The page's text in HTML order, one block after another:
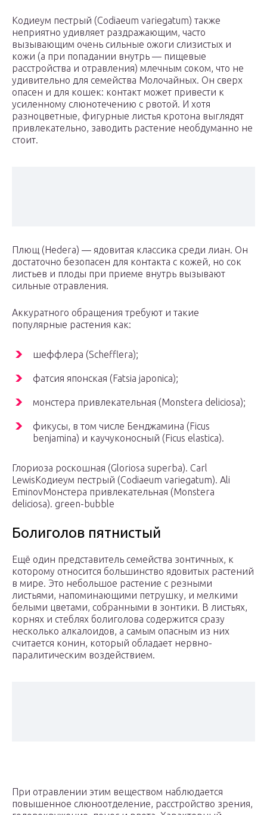
Кодиеум пестрый (Codiaeum variegatum) также
неприятно удивляет раздражающим, часто
вызывающим очень сильные ожоги слизистых и
кожи (а при попадании внутрь — пищевые
расстройства и отравления) млечным соком, что не
удивительно для семейства Молочайных. Он сверх
опасен и для кошек: контакт может привести к
усиленному слюнотечению с рвотой. И хотя
разноцветные, фигурные листья кротона выглядят
привлекательно, заводить растение необдуманно не
стоит.
Плющ (Hedera) — ядовитая классика среди лиан. Он
достаточно безопасен для контакта с кожей, но сок
листьев и плоды при приеме внутрь вызывают
сильные отравления.
Аккуратного обращения требуют и такие
популярные растения как:
шеффлера (Schefflera);
фатсия японская (Fatsia japonica);
монстера привлекательная (Monstera deliciosa);
фикусы, в том числе Бенджамина (Ficus
benjamina) и каучуконосный (Ficus elastica).
Глориоза роскошная (Gloriosa superba). Carl
LewisКодиеум пестрый (Codiaeum variegatum). Ali
EminovМонстера привлекательная (Monstera
deliciosa). green-bubble
Болиголов пятнистый
Ещё один представитель семейства зонтичных, к
которому относится большинство ядовитых растений
в мире. Это небольшое растение с резными
листьями, напоминающими петрушку, и мелкими
белыми цветами, собранными в зонтики. В листьях,
корнях и стеблях болиголова содержится сразу
несколько алкалоидов, а самым опасным из них
считается конин, который обладает нервно-
паралитическим воздействием.
При отравлении этим веществом наблюдается
повышенное слюноотделение, расстройство зрения,